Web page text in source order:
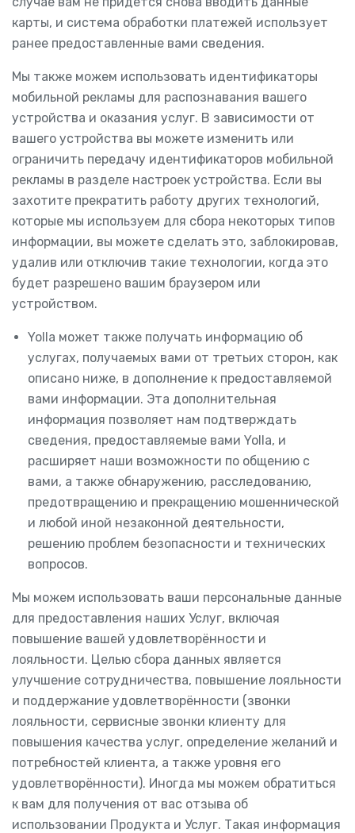
карты, и система обработки платежей использует
ранее предоставленные вами сведения.
Мы также можем использовать идентификаторы
мобильной рекламы для распознавания вашего
устройства и оказания услуг. В зависимости от
вашего устройства вы можете изменить или
ограничить передачу идентификаторов мобильной
рекламы в разделе настроек устройства. Если вы
захотите прекратить работу других технологий,
которые мы используем для сбора некоторых типов
информации, вы можете сделать это, заблокировав,
удалив или отключив такие технологии, когда это
будет разрешено вашим браузером или
устройством.
Yolla может также получать информацию об
услугах, получаемых вами от третьих сторон, как
описано ниже, в дополнение к предоставляемой
вами информации. Эта дополнительная
информация позволяет нам подтверждать
сведения, предоставляемые вами Yolla, и
расширяет наши возможности по общению с
вами, а также обнаружению, расследованию,
предотвращению и прекращению мошеннической
и любой иной незаконной деятельности,
решению проблем безопасности и технических
вопросов.
Мы можем использовать ваши персональные данные
для предоставления наших Услуг, включая
повышение вашей удовлетворённости и
лояльности. Целью сбора данных является
улучшение сотрудничества, повышение лояльности
и поддержание удовлетворённости (звонки
лояльности, сервисные звонки клиенту для
повышения качества услуг, определение желаний и
потребностей клиента, а также уровня его
удовлетворённости). Иногда мы можем обратиться
к вам для получения от вас отзыва об
использовании Продукта и Услуг. Такая информация